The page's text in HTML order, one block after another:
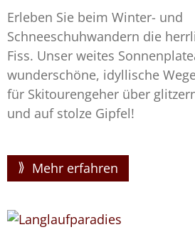
Erleben Sie beim Winter- und
Schneeschuhwandern die
Fiss. Unser weites
wunderschöne, idyllische
für Skitourengeher über
und auf stolze Gipfel!
Mehr erfahren